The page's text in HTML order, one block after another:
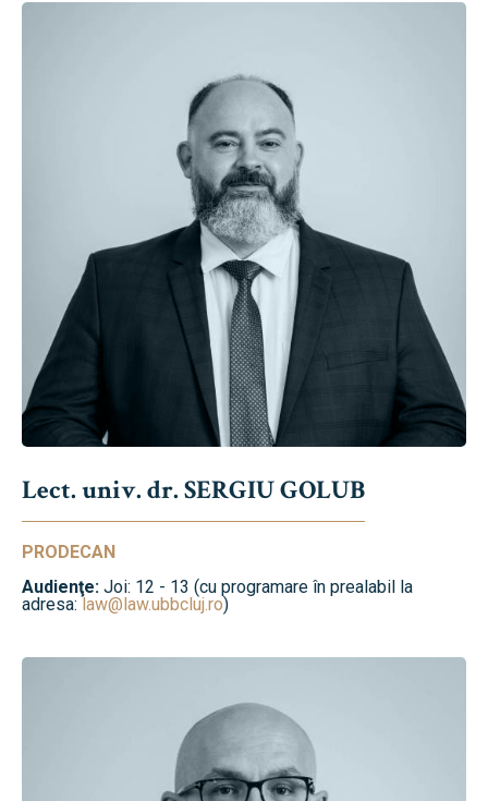
Lect. univ. dr. SERGIU GOLUB
PRODECAN
Audienţe: Joi: 12 - 13 (cu programare în prealabil la
adresa:law@law.ubbcluj.ro)